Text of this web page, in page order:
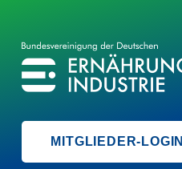
BVE
BUNDESVEREINIGUNG DER ERNÄHRUNGSINDUSTRIE
MITGLIEDER-LOGIN